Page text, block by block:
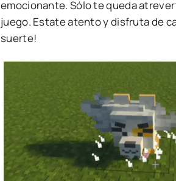
emocionante. Sólo te queda
juego. Estate atento y disfruta de
suerte!